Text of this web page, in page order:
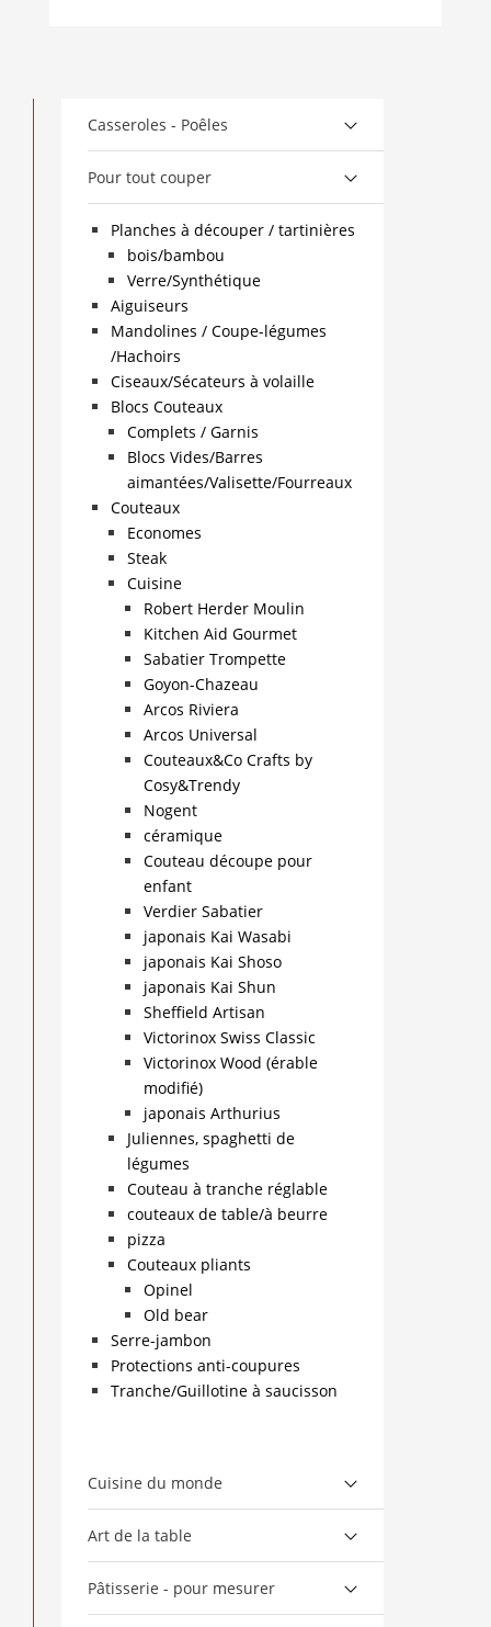
Casseroles - Poêles
Pour tout couper
Planches à découper / tartinières
bois/bambou
Verre/Synthétique
Aiguiseurs
Mandolines / Coupe-légumes
/Hachoirs
Ciseaux/Sécateurs à volaille
Blocs Couteaux
Complets / Garnis
Blocs Vides/Barres
aimantées/Valisette/Fourreaux
Couteaux
Economes
Steak
Cuisine
Robert Herder Moulin
Kitchen Aid Gourmet
Sabatier Trompette
Goyon-Chazeau
Arcos Riviera
Arcos Universal
Couteaux&Co Crafts by
Cosy&Trendy
Nogent
céramique
Couteau découpe pour
enfant
Verdier Sabatier
japonais Kai Wasabi
japonais Kai Shoso
japonais Kai Shun
Sheffield Artisan
Victorinox Swiss Classic
Victorinox Wood (érable
modifié)
japonais Arthurius
Juliennes, spaghetti de
légumes
Couteau à tranche réglable
couteaux de table/à beurre
pizza
Couteaux pliants
Opinel
Old bear
Serre-jambon
Protections anti-coupures
Tranche/Guillotine à saucisson
Cuisine du monde
Art de la table
Pâtisserie - pour mesurer